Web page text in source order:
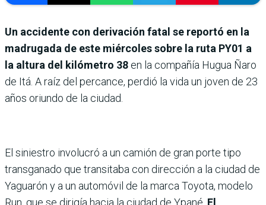
Un accidente con derivación fatal se reportó en la
madrugada de este miércoles sobre la ruta PY01 a
la altura del kilómetro 38 en la compañía Hugua Ñaro
de Itá. A raíz del percance, perdió la vida un joven de 23
años oriundo de la ciudad.
El siniestro involucró a un camión de gran porte tipo
transganado que transitaba con dirección a la ciudad de
Yaguarón y a un automóvil de la marca Toyota, modelo